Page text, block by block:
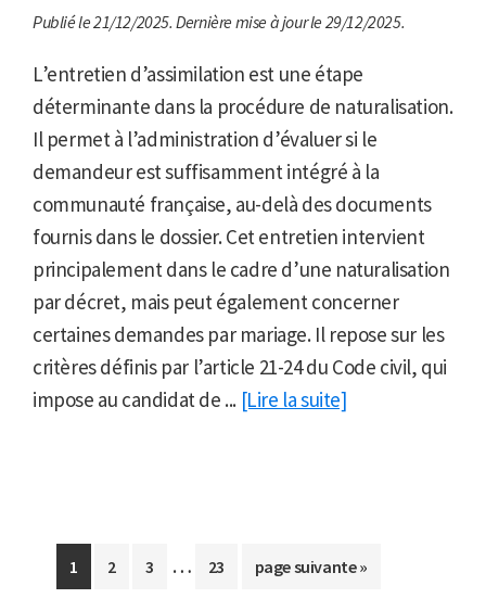
Publié le 21/12/2025. Dernière mise à jour le 29/12/2025.
L’entretien d’assimilation est une étape
déterminante dans la procédure de naturalisation.
Il permet à l’administration d’évaluer si le
demandeur est suffisamment intégré à la
communauté française, au-delà des documents
fournis dans le dossier. Cet entretien intervient
principalement dans le cadre d’une naturalisation
par décret, mais peut également concerner
certaines demandes par mariage. Il repose sur les
critères définis par l’article 21-24 du Code civil, qui
impose au candidat de ... [Lire la suite]
Aller
à
1
Aller
2
Aller
3
Pages
…
Aller
23
Aller
page suivante »